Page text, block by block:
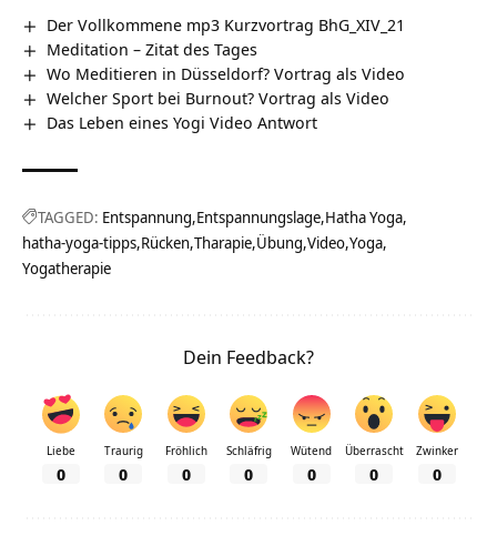
Der Vollkommene mp3 Kurzvortrag BhG_XIV_21
Meditation – Zitat des Tages
Wo Meditieren in Düsseldorf? Vortrag als Video
Welcher Sport bei Burnout? Vortrag als Video
Das Leben eines Yogi Video Antwort
TAGGED: Entspannung Entspannungslage Hatha Yoga
hatha-yoga-tipps Rücken Tharapie Übung Video Yoga
Yogatherapie
Dein Feedback?
Liebe
0
Traurig
0
Fröhlich
0
Schläfrig
0
Wütend
0
Überrascht
0
Zwinker
0